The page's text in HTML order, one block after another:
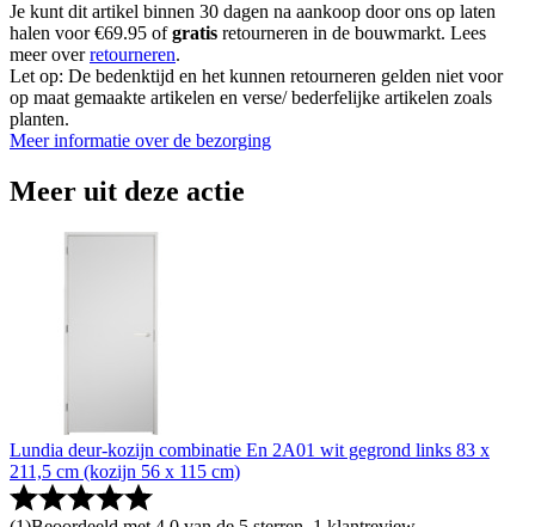
Je kunt dit artikel binnen 30 dagen na aankoop door ons op laten
halen voor €69.95 ofgratis retourneren in de bouwmarkt. Lees
meer overretourneren.
Let op: De bedenktijd en het kunnen retourneren gelden niet voor
op maat gemaakte artikelen en verse/ bederfelijke artikelen zoals
planten.
Meer informatie over de bezorging
Meer uit deze actie
Lundia deur-kozijn combinatie En 2A01 wit gegrond links 83 x
211,5 cm (kozijn 56 x 115 cm)